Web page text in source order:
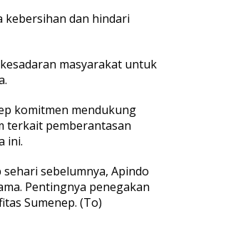
kebersihan dan hindari
masyarakat untuk
komitmen mendukung
terkait pemberantasan
ini.
sebelumnya, Apindo
Pentingnya penegakan
Sumenep. (To)